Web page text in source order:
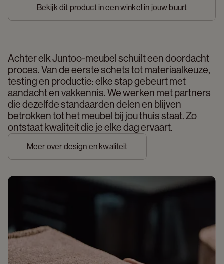
Bekijk dit product in een winkel in jouw buurt
Achter elk Juntoo-meubel schuilt een doordacht
proces. Van de eerste schets tot materiaalkeuze,
testing en productie: elke stap gebeurt met
aandacht en vakkennis. We werken met partners
die dezelfde standaarden delen en blijven
betrokken tot het meubel bij jou thuis staat. Zo
ontstaat kwaliteit die je elke dag ervaart.
Meer over design en kwaliteit